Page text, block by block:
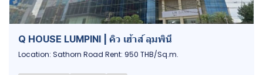
Q HOUSE LUMPINI | คิว เฮ้าส์ ลุมพินี
Location: Sathorn Road Rent: 950 THB/Sq.m.